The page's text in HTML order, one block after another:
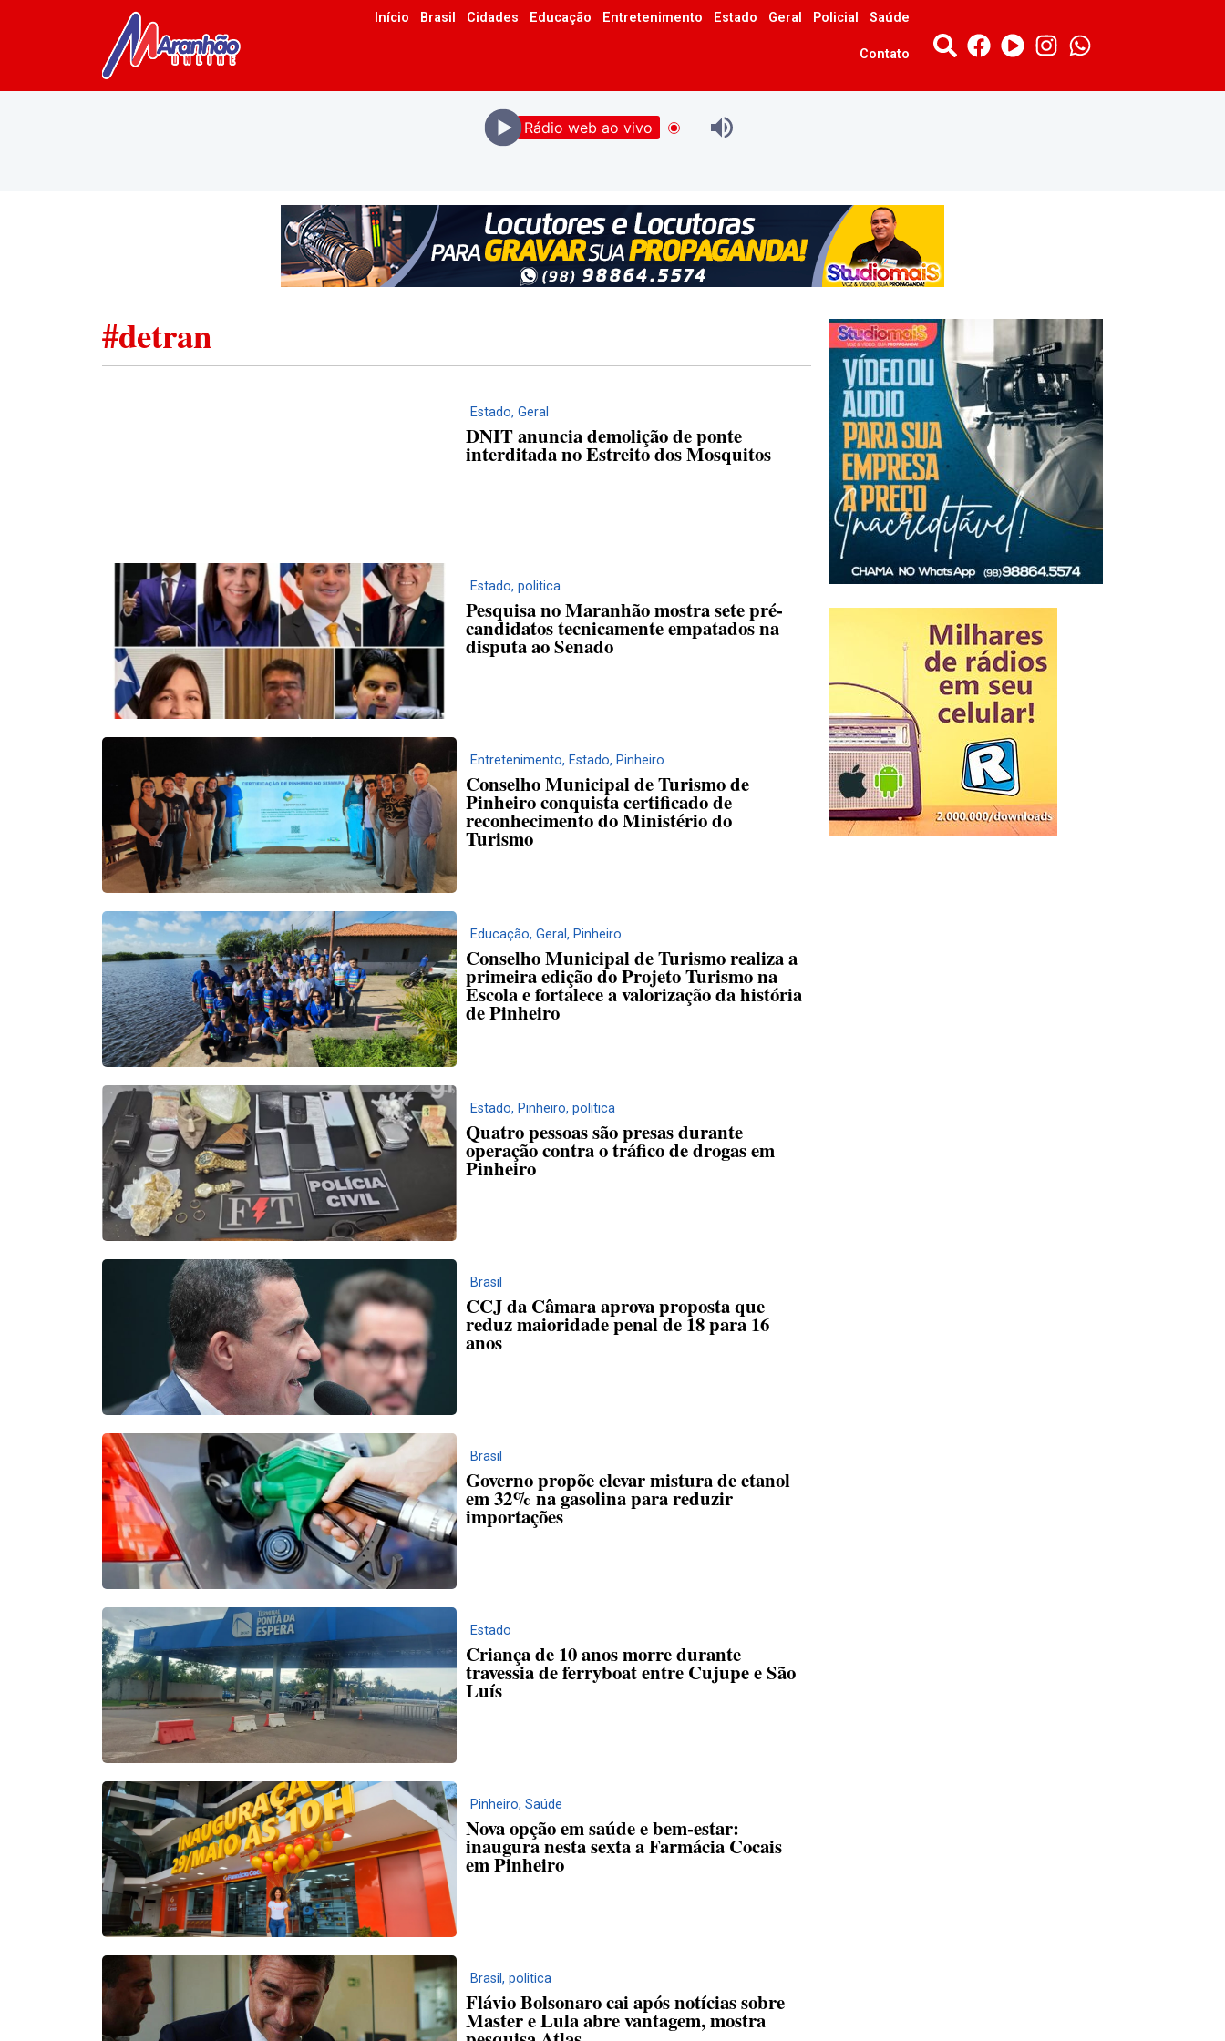
Início Brasil Cidades Educação Entretenimento Estado Geral Policial Saúde
Contato
Rádio web ao vivo
#detran
Estado, Geral
DNIT anuncia demolição de ponte
interditada no Estreito dos Mosquitos
Estado, politica
Pesquisa no Maranhão mostra sete pré-
candidatos tecnicamente empatados na
disputa ao Senado
Entretenimento, Estado, Pinheiro
Conselho Municipal de Turismo de
Pinheiro conquista certificado de
reconhecimento do Ministério do
Turismo
Educação, Geral, Pinheiro
Conselho Municipal de Turismo realiza a
primeira edição do Projeto Turismo na
Escola e fortalece a valorização da história
de Pinheiro
Estado, Pinheiro, politica
Quatro pessoas são presas durante
operação contra o tráfico de drogas em
Pinheiro
Brasil
CCJ da Câmara aprova proposta que
reduz maioridade penal de 18 para 16
anos
Brasil
Governo propõe elevar mistura de etanol
em 32% na gasolina para reduzir
importações
Estado
Criança de 10 anos morre durante
travessia de ferryboat entre Cujupe e São
Luís
Pinheiro, Saúde
Nova opção em saúde e bem-estar:
inaugura nesta sexta a Farmácia Cocais
em Pinheiro
Brasil , politica
Flávio Bolsonaro cai após notícias sobre
Master e Lula abre vantagem, mostra